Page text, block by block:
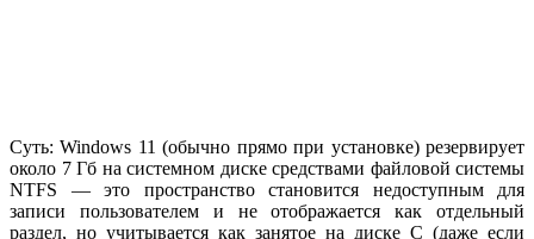
Суть: Windows 11 (обычно прямо при установке) резервирует
около 7 Гб на системном диске средствами файловой системы
NTFS — это пространство становится недоступным для
записи пользователем и не отображается как отдельный
раздел, но учитывается как занятое на диске C (даже если